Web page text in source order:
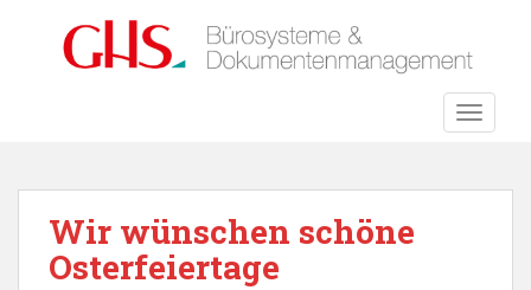
Wir wünschen schöne
Osterfeiertage